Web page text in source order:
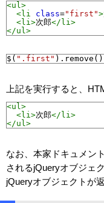
<ul>
<li
class="first">
<li>次郎</li>
</ul>
$ ( ".first" ). remove
上記を実行すると、
<ul>
<li>次郎</li>
</ul>
なお、本家ドキュメン
されるjQueryオブジェ
jQueryオブジェクトが